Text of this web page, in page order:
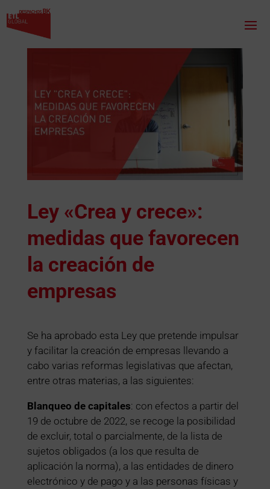
Ley «Crea y crece»:
medidas que favorecen
la creación de
empresas
Se ha aprobado esta Ley que pretende impulsar
y facilitar la creación de empresas llevando a
cabo varias reformas legislativas que afectan,
entre otras materias, a las siguientes:
Blanqueo de capitales: con efectos a partir del
19 de octubre de 2022, se recoge la posibilidad
de excluir, total o parcialmente, de la lista de
sujetos obligados (a los que resulta de
aplicación la norma), a las entidades de dinero
electrónico y de pago y a las personas físicas y